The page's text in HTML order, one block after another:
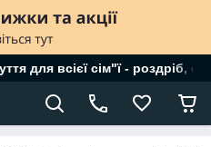
для всієї сім"ї - роздріб,